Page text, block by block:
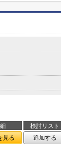
検討リスト
見る 追加する